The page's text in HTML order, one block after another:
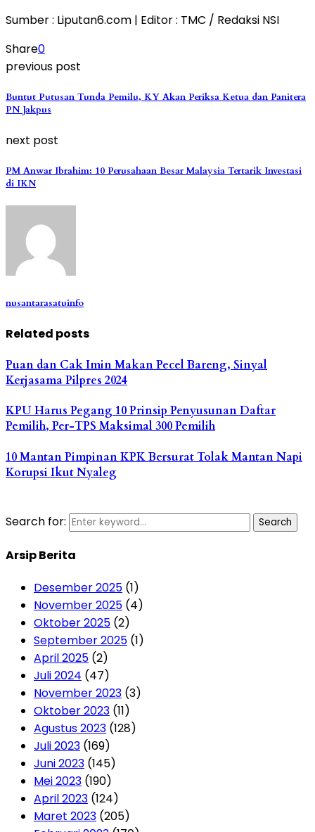
Sumber : Liputan6.com | Editor : TMC / Redaksi NSI
Share0
previous post
Buntut Putusan Tunda Pemilu, KY Akan Periksa Ketua dan Panitera
PN Jakpus
next post
PM Anwar Ibrahim: 10 Perusahaan Besar Malaysia Tertarik Investasi
di IKN
nusantarasatuinfo
Related posts
Puan dan Cak Imin Makan Pecel Bareng, Sinyal
Kerjasama Pilpres 2024
KPU Harus Pegang 10 Prinsip Penyusunan Daftar
Pemilih, Per-TPS Maksimal 300 Pemilih
10 Mantan Pimpinan KPK Bersurat Tolak Mantan Napi
Korupsi Ikut Nyaleg
Search for: Search
Arsip Berita
Desember 2025 (1)
November 2025 (4)
Oktober 2025 (2)
September 2025 (1)
April 2025 (2)
Juli 2024 (47)
November 2023 (3)
Oktober 2023 (11)
Agustus 2023 (128)
Juli 2023 (169)
Juni 2023 (145)
Mei 2023 (190)
April 2023 (124)
Maret 2023 (205)